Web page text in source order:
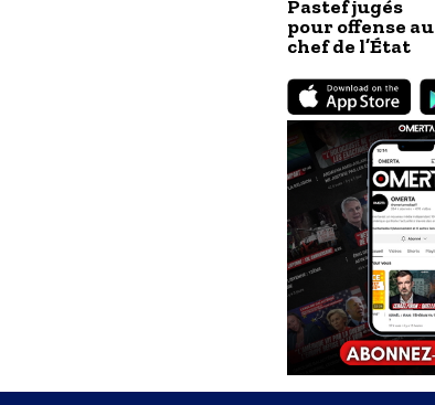
Pastef jugés
pour offense au
chef de l’État